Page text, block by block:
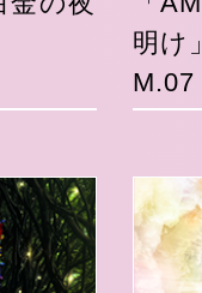
明け